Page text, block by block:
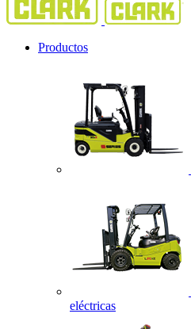
Productos
eléctricas